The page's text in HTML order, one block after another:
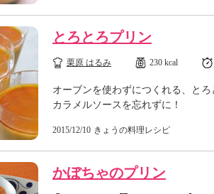
とろとろプリン
栗原 はるみ 230 kcal
オーブンを使わずにつくれる、と
カラメルソースを忘れずに！
2015/12/10 きょうの料理レシピ
かぼちゃのプリン